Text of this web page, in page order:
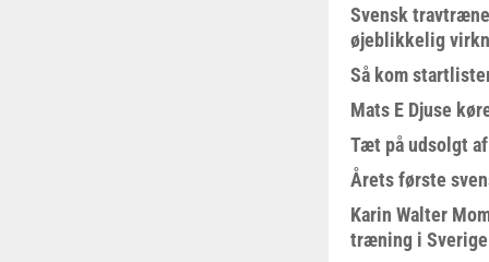
Svensk
øjeblikkelig
Så kom
Mats E Djuse
Tæt på udsolgt
Årets første
Karin Walter
træning i Sverige